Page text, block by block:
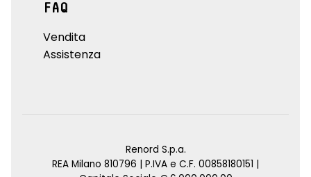
FAQ
Vendita
Assistenza
Renord S.p.a.
REA Milano 810796 | P.IVA e C.F. 00858180151 |